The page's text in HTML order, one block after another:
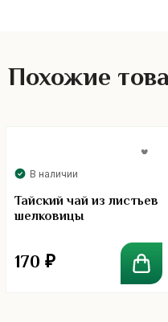
Похожие
В наличии
Тайский чай из листьев
шелковицы
170 ₽